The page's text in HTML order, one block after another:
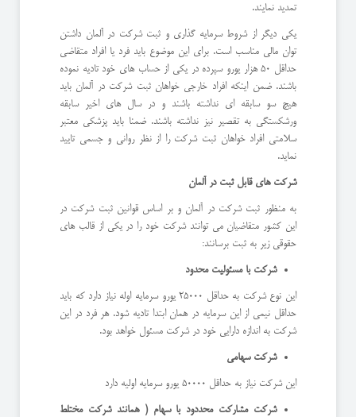
تمدید نمایند.
یکی دیگر از شروط سرمایه گذاری و ثبت شرکت در آلمان داشتن
توان مالی مناسب است. برای این موضوع باید فرد یا افراد متقاضی
حداقل 50 هزار یورو سپرده در یکی از حساب های خود تادیه نموده
باشند. ضمن اینکه افراد خارجی خواهان ثبت شرکت در آلمان باید
هیچ سو سابقه ای نداشته باشند و در سال های اخیر سابقه
ورشکستگی به تقصیر نیز نداشته باشند. ضمنا باید پزشکی معتبر
سلامتی افراد خواهان ثبت شرکت را از نظر روانی و جسمی تایید
نماید.
شرکت های قابل ثبت در آلمان
به منظور ثبت شرکت در آلمان و بر اساس قوانین ثبت شرکت در
این کشور متقاضیان می توانند شرکت خود را در یکی از قالب های
حقوقی زیر به ثبت برسانند:
شرکت با مسئولیت محدود
این نوع شرکت به حداقل 25000 یورو سرمایه اوله نیاز دارد که باید
حداقل نیمی از این سرمایه در همان ابتدا تادیه شود. هر فرد در این
شرکت به اندازه دارایی خود در شرکت مسئول خواهد بود.
شرکت سهامی
این شرکت نیاز به حداقل 50000 یورو سرمایه اولیه دارد
شرکت مشارکت محددود با سهام ( همانند شرکت مختلط